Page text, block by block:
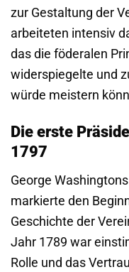
zur Gestaltung der
arbeiteten intensiv
das die föderalen
widerspiegelte und
würde meistern
Die erste
1797
George
markierte den
Geschichte der
Jahr 1789 war
Rolle und das